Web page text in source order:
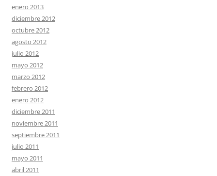
enero 2013
diciembre 2012
octubre 2012
agosto 2012
julio 2012
mayo 2012
marzo 2012
febrero 2012
enero 2012
diciembre 2011
noviembre 2011
septiembre 2011
julio 2011
mayo 2011
abril 2011